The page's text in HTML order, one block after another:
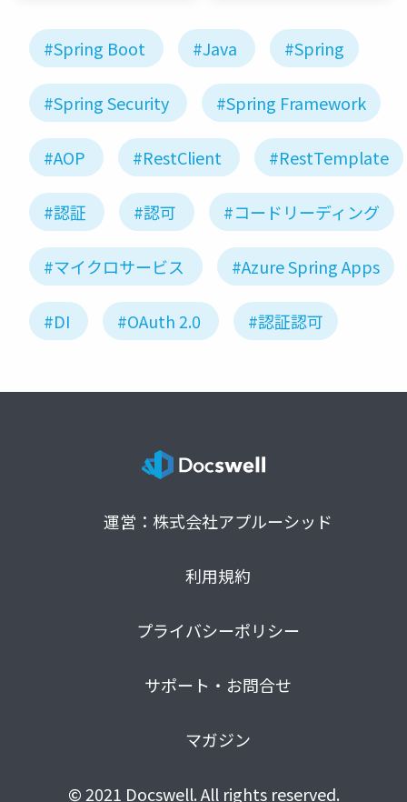
#Spring Boot #Java #Spring
#Spring Security #Spring Framework
#AOP #RestClient #RestTemplate
#認証 #認可 #コードリーディング
#マイクロサービス #Azure Spring Apps
#DI #OAuth 2.0 #認証認可
運営：株式会社アプルーシッド
利用規約
プライバシーポリシー
サポート・お問合せ
マガジン
© 2021 Docswell. All rights reserved.